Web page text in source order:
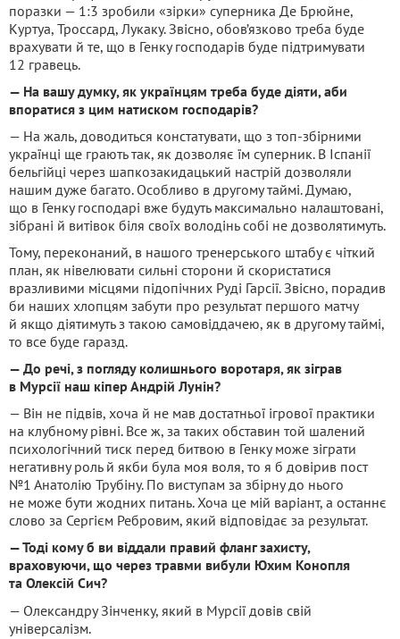
поразки — 1:3 зробили «зірки» суперника Де Брюйне,
Куртуа, Троссард, Лукаку. Звісно, обов’язково треба буде
врахувати й те, що в Генку господарів буде підтримувати
12 гравець.
— На вашу думку, як українцям треба буде діяти, аби
впоратися з цим натиском господарів?
— На жаль, доводиться констатувати, що з топ-збірними
українці ще грають так, як дозволяє їм суперник. В Іспанії
бельгійці через шапкозакидацький настрій дозволяли
нашим дуже багато. Особливо в другому таймі. Думаю,
що в Генку господарі вже будуть максимально налаштовані,
зібрані й витівок біля своїх володінь собі не дозволятимуть.
Тому, переконаний, в нашого тренерського штабу є чіткий
план, як нівелювати сильні сторони й скористатися
вразливими місцями підопічних Руді Гарсії. Звісно, порадив
би наших хлопцям забути про результат першого матчу
й якщо діятимуть з такою самовіддачею, як в другому таймі,
то все буде гаразд.
— До речі, з погляду колишнього воротаря, як зіграв
в Мурсії наш кіпер Андрій Лунін?
— Він не підвів, хоча й не мав достатньої ігрової практики
на клубному рівні. Все ж, за таких обставин той шалений
психологічний тиск перед битвою в Генку може зіграти
негативну роль й якби була моя воля, то я б довірив пост
№1 Анатолію Трубіну. По виступам за збірну до нього
не може бути жодних питань. Хоча це мій варіант, а останнє
слово за Сергієм Ребровим, який відповідає за результат.
— Тоді кому б ви віддали правий фланг захисту,
враховуючи, що через травми вибули Юхим Конопля
та Олексій Сич?
— Олександру Зінченку, який в Мурсії довів свій
універсалізм.